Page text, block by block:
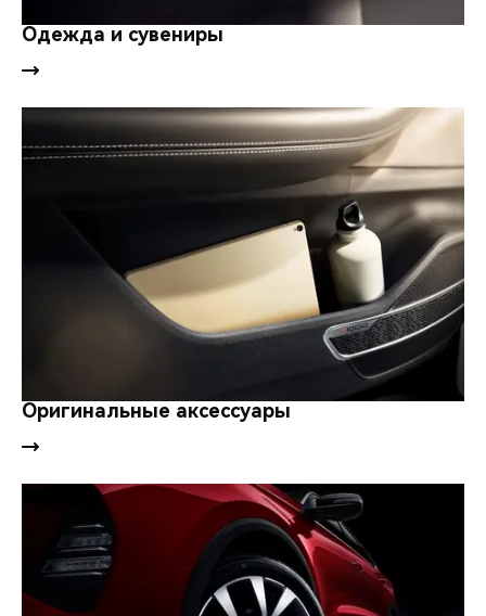
НАШИ МЕРОПРИЯТИЯ
Одежда и сувениры
Оригинальные аксессуары